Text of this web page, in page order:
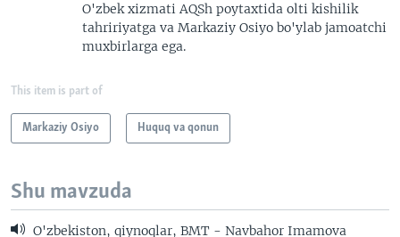
O'zbek xizmati AQSh poytaxtida olti kishilik
tahririyatga va Markaziy Osiyo bo'ylab jamoatchi
muxbirlarga ega.
This item is part of
Markaziy Osiyo Huquq va qonun
Shu mavzuda
O'zbekiston, qiynoqlar, BMT - Navbahor Imamova